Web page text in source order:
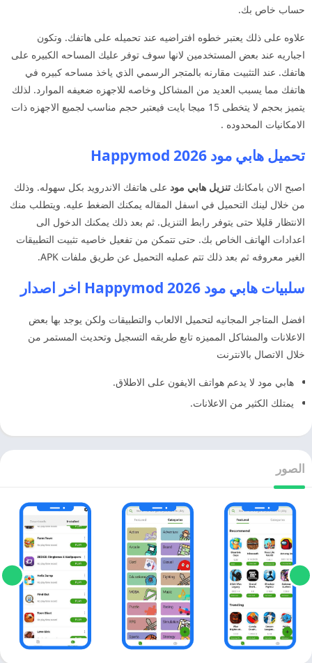
حساب خاص بك.
علاوه على ذلك يعتبر خطوه افتراضيه عند تحميله على هاتفك. وتكون
اجباريه عند بعض المستخدمين لانها سوف توفر عليك المساحه الكبيره على
هاتفك. عند التثبيت مقارنه بالمتجر الرسمي الذي ياخذ مساحه كبيره في
هاتفك مما يسبب العديد من المشاكل وخاصه للاجهزه ضعيفه الموارد. لذلك
يتميز بحجم لا يتخطى 15 ميجا بايت فيعتبر حجم مناسب لجميع الاجهزه ذات
الامكانيات المحدوده .
تحميل هابي مود 2026 Happymod
اصبح الان بامكانك تنزيل هابي مود على هاتفك الاندرويد بكل سهوله. وذلك
من خلال لينك التحميل في اسفل المقاله يمكنك الضغط عليه. ويتطلب منك
الانتظار قليلا حتى يتوفر رابط التنزيل. ثم بعد ذلك يمكنك الدخول الى
اعدادات الهاتف الخاص بك. حتى تتمكن من تفعيل خاصيه تثبيت التطبيقات
الغير معروفه ثم بعد ذلك تتم عمليه التحميل عن طريق ملفات APK.
سلبيات هابي مود 2026 Happymod اخر اصدار
افضل المتاجر المجانيه لتحميل الالعاب والتطبيقات ولكن يوجد بها بعض
الاعلانات والمشاكل المميزه تابع طريقه التسجيل وتحديث المستمر من
خلال الاتصال بالانترنت
هابي مود لا يدعم هواتف الايفون على الاطلاق.
يمتلك الكثير من الاعلانات.
الصور